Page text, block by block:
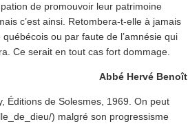
de promouvoir leur patrimoine
c’est ainsi. Retombera-t-elle à jamais
ou par faute de l’amnésie qui
Ce serait en tout cas fort dommage.
Abbé Hervé Benoît
Éditions de Solesmes, 1969. On peut
) malgré son progressisme